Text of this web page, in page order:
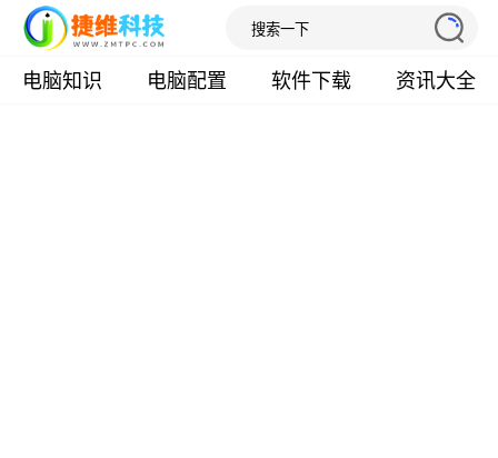
电脑知识 电脑配置 软件下载 资讯大全